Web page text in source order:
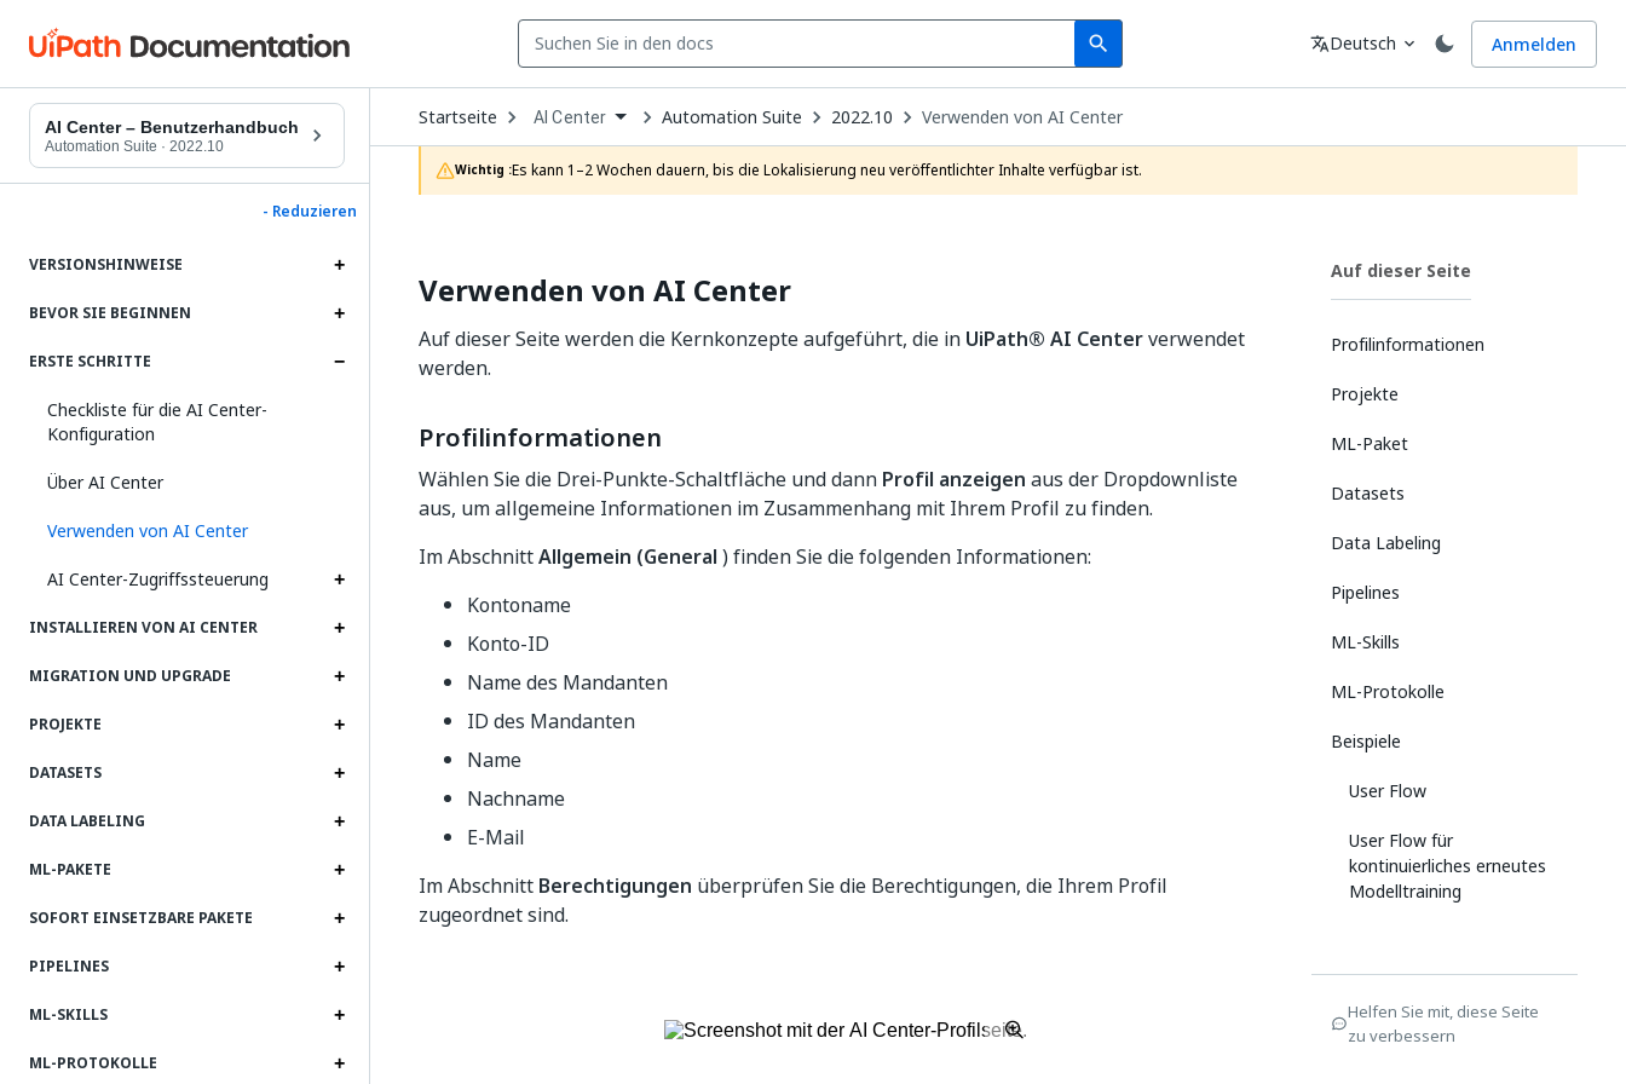
search
Search Sprache
translateDeutsch expand_more Anmelden
AI Center – Benutzerhandbuch
Automation Suite · 2022.10
- Reduzieren
VERSIONSHINWEISE
BEVOR SIE BEGINNEN
ERSTE SCHRITTE
Checkliste für die AI Center-
Konfiguration
Über AI Center
Verwenden von AI Center
AI Center-Zugriffssteuerung
INSTALLIEREN VON AI CENTER
MIGRATION UND UPGRADE
PROJEKTE
DATASETS
DATA LABELING
ML-PAKETE
SOFORT EINSETZBARE PAKETE
PIPELINES
ML-SKILLS
ML-PROTOKOLLE
Startseite Open
Dropdown
to
choose
product
AI Center Automation Suite 2022.10 Verwenden von AI Center
Wichtig :Es kann 1–2 Wochen dauern, bis die Lokalisierung neu veröffentlichter Inhalte verfügbar ist.
Verwenden von AI Center
Auf dieser Seite werden die Kernkonzepte aufgeführt, die in UiPath® AI Centerverwendet
werden.
Profilinformationen
Wählen Sie die Drei-Punkte-Schaltfläche und dann Profil anzeigen aus der Dropdownliste
aus, um allgemeine Informationen im Zusammenhang mit Ihrem Profil zu finden.
Im AbschnittAllgemein (General ) finden Sie die folgenden Informationen:
Kontoname
Konto-ID
Name des Mandanten
ID des Mandanten
Name
Nachname
E-Mail
Im Abschnitt Berechtigungen überprüfen Sie die Berechtigungen, die Ihrem Profil
zugeordnet sind.
Auf dieser Seite
Profilinformationen
Projekte
ML-Paket
Datasets
Data Labeling
Pipelines
ML-Skills
ML-Protokolle
Beispiele
User Flow
User Flow für
kontinuierliches erneutes
Modelltraining
Helfen Sie mit, diese Seite
zu verbessern